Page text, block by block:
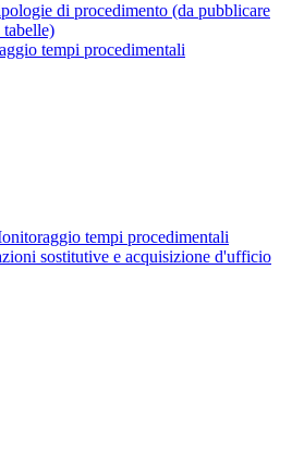
di procedimento (da pubblicare
tabelle)
tempi procedimentali
tempi procedimentali
sostitutive e acquisizione d'ufficio